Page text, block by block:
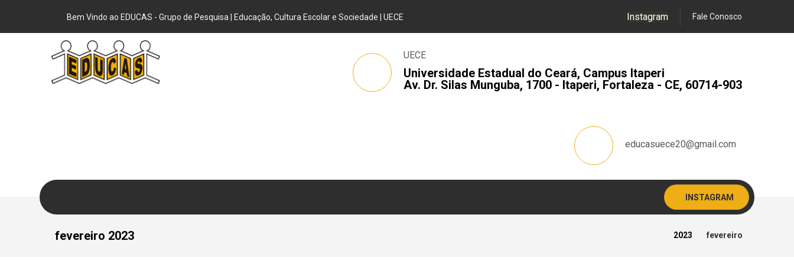
Bem Vindo ao EDUCAS - Grupo de Pesquisa | Educação, Cultura Escolar e Sociedade | UECE Fale Conosco
Instagram
UECE
Universidade Estadual do Ceará, Campus Itaperi
Av. Dr. Silas Munguba, 1700 - Itaperi, Fortaleza - CE, 60714-903
educasuece20@gmail.com
INSTAGRAM
fevereiro 2023 2023 fevereiro